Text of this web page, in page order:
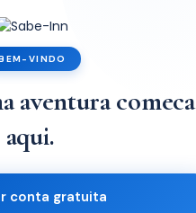
VINDO
aventura comeca
aqui.
conta gratuita